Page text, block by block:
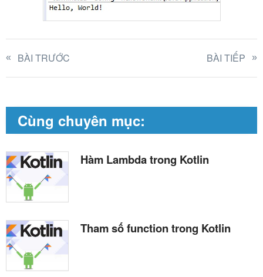
BÀI TRƯỚC BÀI TIẾP
Cùng chuyên mục:
Hàm Lambda trong Kotlin
Tham số function trong Kotlin